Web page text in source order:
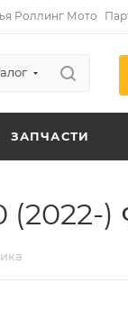
Роллинг Мото
ЗАПЧАСТИ
)